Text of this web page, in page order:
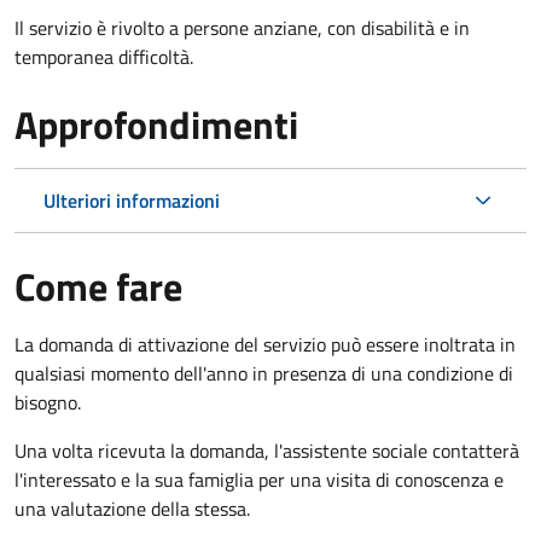
Il servizio è rivolto a persone anziane, con disabilità e in
temporanea difficoltà.
Approfondimenti
Ulteriori informazioni
Come fare
La domanda di attivazione del servizio può essere inoltrata in
qualsiasi momento dell'anno in presenza di una condizione di
bisogno.
Una volta ricevuta la domanda, l'assistente sociale contatterà
l'interessato e la sua famiglia per una visita di conoscenza e
una valutazione della stessa.